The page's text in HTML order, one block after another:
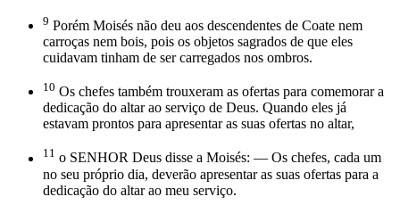
9 Porém Moisés não deu aos descendentes de Coate nem
carroças nem bois, pois os objetos sagrados de que eles
cuidavam tinham de ser carregados nos ombros.
10 Os chefes também trouxeram as ofertas para comemorar a
dedicação do altar ao serviço de Deus. Quando eles já
estavam prontos para apresentar as suas ofertas no altar,
11 o SENHOR Deus disse a Moisés: — Os chefes, cada um
no seu próprio dia, deverão apresentar as suas ofertas para a
dedicação do altar ao meu serviço.